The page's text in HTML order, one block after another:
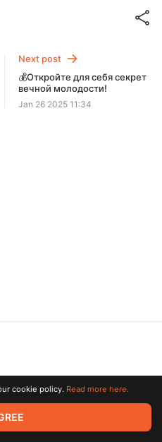
рецептами применения
Next post
💰Откройте для себя секрет
вечной молодости!
Jan 26 2025 11:34
rights reserved. All trademarks
owners.
cookie policy. Read more here.